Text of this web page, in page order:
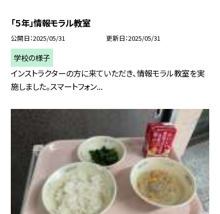
「５年」情報モラル教室
公開日 2025/05/31 更新日 2025/05/31
学校の様子
インストラクターの方に来ていただき、情報モラル教室を実
施しました。スマートフォン...